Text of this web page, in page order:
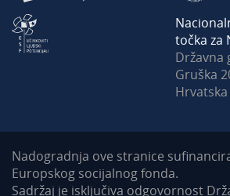
točka za
Državna
Gruška
Hrvatska
Nadogradnja ove stranice
Europskog socijalnog fonda.
Sadržaj je isključiva odgovornost